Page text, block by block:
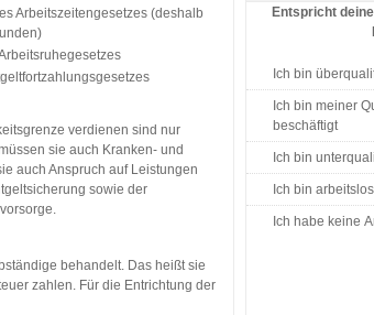
Arbeitszeitengesetzes (deshalb
verdienen sind nur
sie auch Kranken- und
auch Anspruch auf Leistungen
sowie der
behandelt. Das heißt sie
zahlen. Für die Entrichtung der
Entspricht
Ich bin
Ich bin meiner
beschäftigt
Ich bin
Ich bin arbeitslos
Ich habe keine